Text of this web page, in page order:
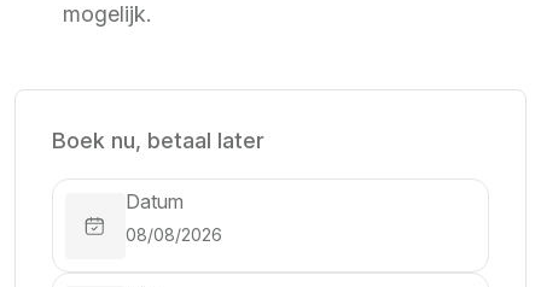
mogelijk.
Boek nu, betaal later
Datum